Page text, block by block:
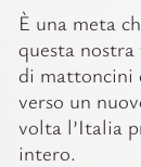
È una meta
questa
di mattoncini
verso un
volta l’Italia
intero.